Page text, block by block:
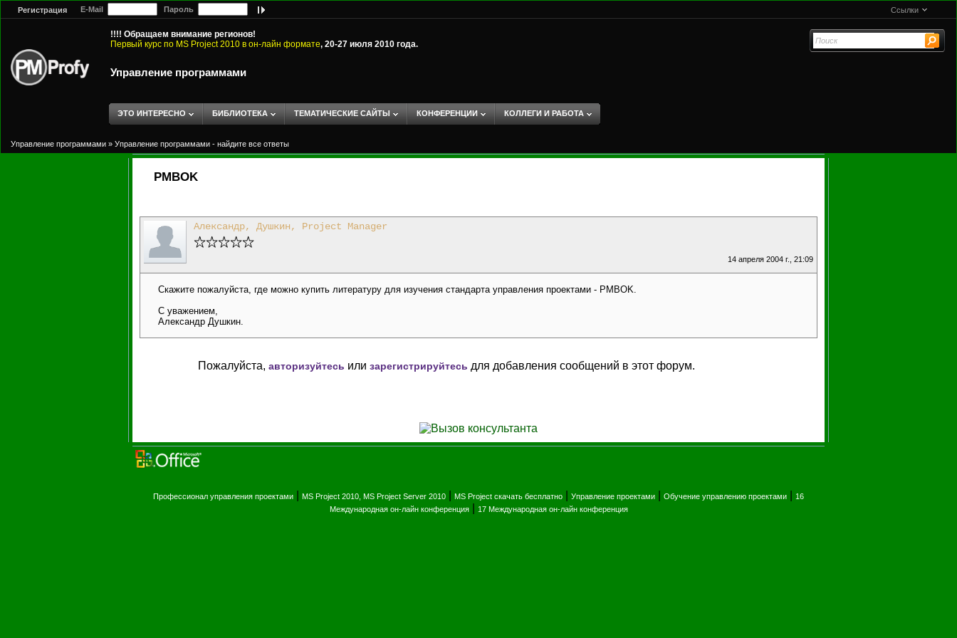
Регистрация E-Mail Пароль Ссылки
!!!! Обращаем внимание регионов!
Первый курс по MS Project 2010 в он-лайн формате, 20-27 июля 2010 года.
Управление программами
ЭТО ИНТЕРЕСНО БИБЛИОТЕКА ТЕМАТИЧЕСКИЕ САЙТЫ КОНФЕРЕНЦИИ КОЛЛЕГИ И РАБОТА
Управление программами » Управление программами - найдите все ответы
PMBOK
Александр, Душкин, Project Manager
14 апреля 2004 г., 21:09
Скажите пожалуйста, где можно купить литературу для изучения стандарта управления проектами - PMBOK.
С уважением,
Александр Душкин.
Пожалуйста, авторизуйтесь или зарегистрируйтесь для добавления сообщений в этот форум.
Профессионал управления проектами MS Project 2010, MS Project Server 2010 MS Project скачать бесплатно Управление проектами Обучение управлению проектами
16
Международная он-лайн конференция| 17 Международная он-лайн конференция